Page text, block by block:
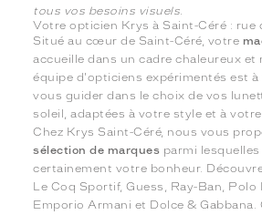
tous vos besoins visuels.
Votre opticien Krys à Saint-Céré : rue
Situé au cœur de Saint-Céré, votre
accueille dans un cadre chaleureux et
équipe d'opticiens expérimentés est
vous guider dans le choix de vos
soleil, adaptées à votre style et à
Chez Krys Saint-Céré, nous vous
sélection de marques parmi
certainement votre bonheur.
Le Coq Sportif, Guess, Ray-Ban, Polo
Emporio Armani et Dolce & Gabbana.